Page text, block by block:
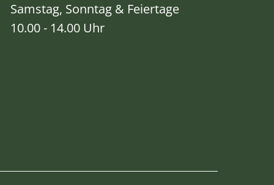
Samstag, Sonntag & Feiertage
10.00 - 14.00 Uhr